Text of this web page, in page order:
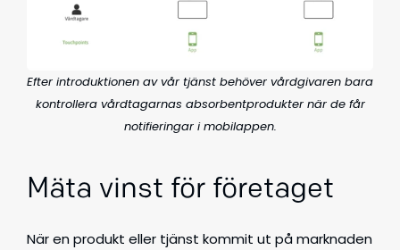
Efter introduktionen av vår tjänst behöver vårdgivaren bara
kontrollera vårdtagarnas absorbentprodukter när de får
notifieringar i mobilappen.
Mäta vinst för företaget
När en produkt eller tjänst kommit ut på marknaden